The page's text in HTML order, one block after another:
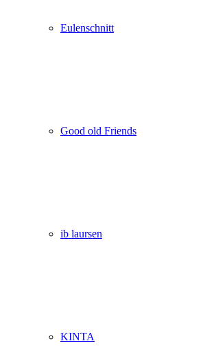
Eulenschnitt
Good old Friends
ib laursen
KINTA